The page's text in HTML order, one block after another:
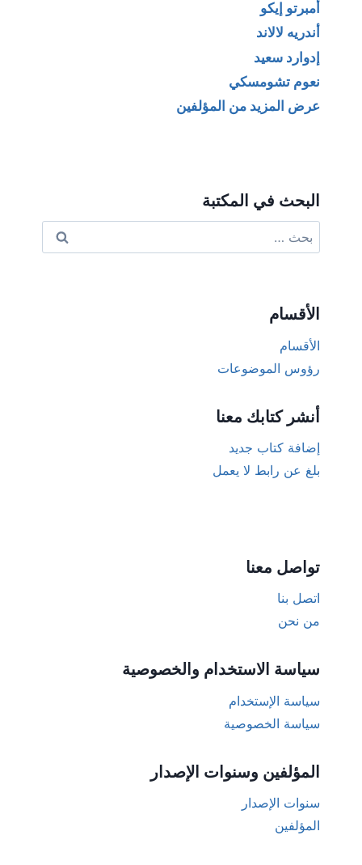
أمبرتو إيكو
أندريه لالاند
إدوارد سعيد
نعوم تشومسكي
عرض المزيد من المؤلفين
البحث في المكتبة
عن:
الأقسام
الأقسام
رؤوس الموضوعات
أنشر كتابك معنا
إضافة كتاب جديد
بلغ عن رابط لا يعمل
تواصل معنا
اتصل بنا
من نحن
سياسة الاستخدام والخصوصية
سياسة الإستخدام
سياسة الخصوصية
المؤلفين وسنوات الإصدار
سنوات الإصدار
المؤلفين